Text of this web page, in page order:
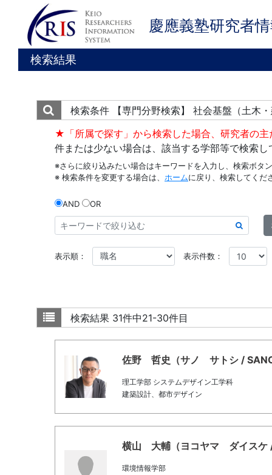
慶應義塾研究者
検索結果
検索条件
【専門分野検索】 社会基盤（土木
★「所属で探す」から検索した場合、研究者の
件または少ない場合は、該当する学部等で検索し
※さらに絞り込みたい場合はキーワードを入力し、検索ボタ
※ 検索条件を変更する場合は、 ホームに戻り、検索してくだ
AND OR
表示順： 表示件数：
検索結果 31件中21-30件目
佐野 哲史（サノ サトシ /
理工学部 システムデザイン工学科
建築設計、都市デザイン
横山 大輔（ヨコヤマ ダイスケ
環境情報学部